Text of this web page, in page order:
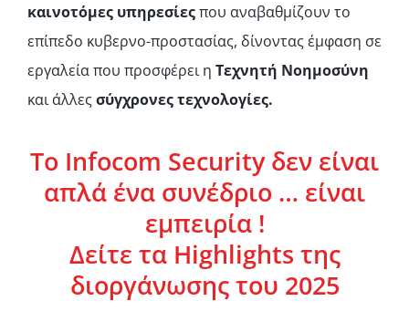
καινοτόμες υπηρεσίεςπου αναβαθμίζουν το
επίπεδο κυβερνο-προστασίας, δίνοντας έμφαση σε
εργαλεία που προσφέρει η Τεχνητή Νοημοσύνη
και άλλεςσύγχρονες τεχνολογίες.
To Infocom Security δεν είναι
απλά ένα συνέδριο … είναι
εμπειρία !
Δείτε τα Highlights της
διοργάνωσης του 2025